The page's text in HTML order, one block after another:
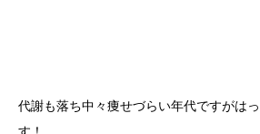
代謝も落ち中々痩せづらい年代ですがは